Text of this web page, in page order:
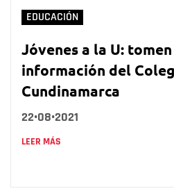
EDUCACIÓN
Jóvenes a la U:
información del
Cundinamarca
22•08•2021
LEER MÁS